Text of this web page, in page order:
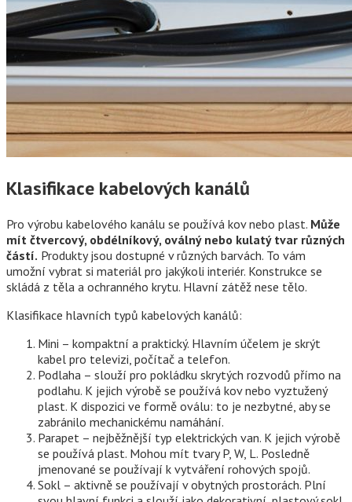
Klasifikace kabelových kanálů
Pro výrobu kabelového kanálu se používá kov nebo plast. Může
mít čtvercový, obdélníkový, oválný nebo kulatý tvar různých
částí. Produkty jsou dostupné v různých barvách. To vám
umožní vybrat si materiál pro jakýkoli interiér. Konstrukce se
skládá z těla a ochranného krytu. Hlavní zátěž nese tělo.
Klasifikace hlavních typů kabelových kanálů:
Mini – kompaktní a praktický. Hlavním účelem je skrýt
kabel pro televizi, počítač a telefon.
Podlaha – slouží pro pokládku skrytých rozvodů přímo na
podlahu. K jejich výrobě se používá kov nebo vyztužený
plast. K dispozici ve formě oválu: to je nezbytné, aby se
zabránilo mechanickému namáhání.
Parapet – nejběžnější typ elektrických van. K jejich výrobě
se používá plast. Mohou mít tvary P, W, L. Posledně
jmenované se používají k vytváření rohových spojů.
Sokl – aktivně se používají v obytných prostorách. Plní